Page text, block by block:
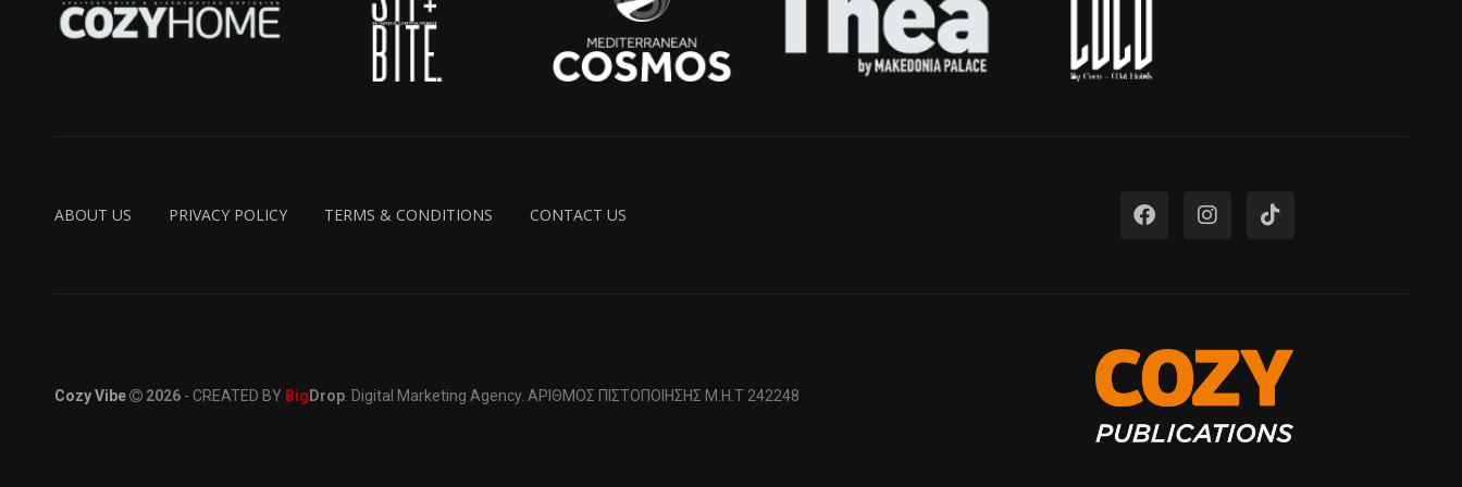
ABOUT US PRIVACY POLICY TERMS & CONDITIONS CONTACT US
Cozy Vibe 2026 - CREATED BY Big Drop . Digital Marketing Agency. ΑΡΙΘΜΟΣ ΠΙΣΤΟΠΟΙΗΣΗΣ Μ.Η.Τ 242248